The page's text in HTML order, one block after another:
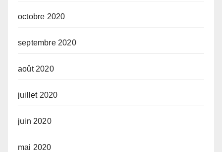
octobre 2020
septembre 2020
août 2020
juillet 2020
juin 2020
mai 2020